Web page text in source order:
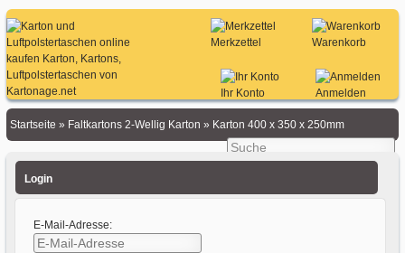
Warenkorb
Merkzettel
Anmelden
Ihr Konto
Startseite » Faltkartons 2-Wellig Karton » Karton 400 x 350 x 250mm
Login
E-Mail-Adresse: